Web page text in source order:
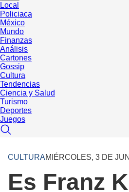
Local
Policiaca
México
Mundo
Finanzas
Análisis
Cartones
Gossip
Cultura
Tendencias
Ciencia y Salud
Turismo
Deportes
Juegos
CULTURAMIÉRCOLES, 3 DE
Es Franz